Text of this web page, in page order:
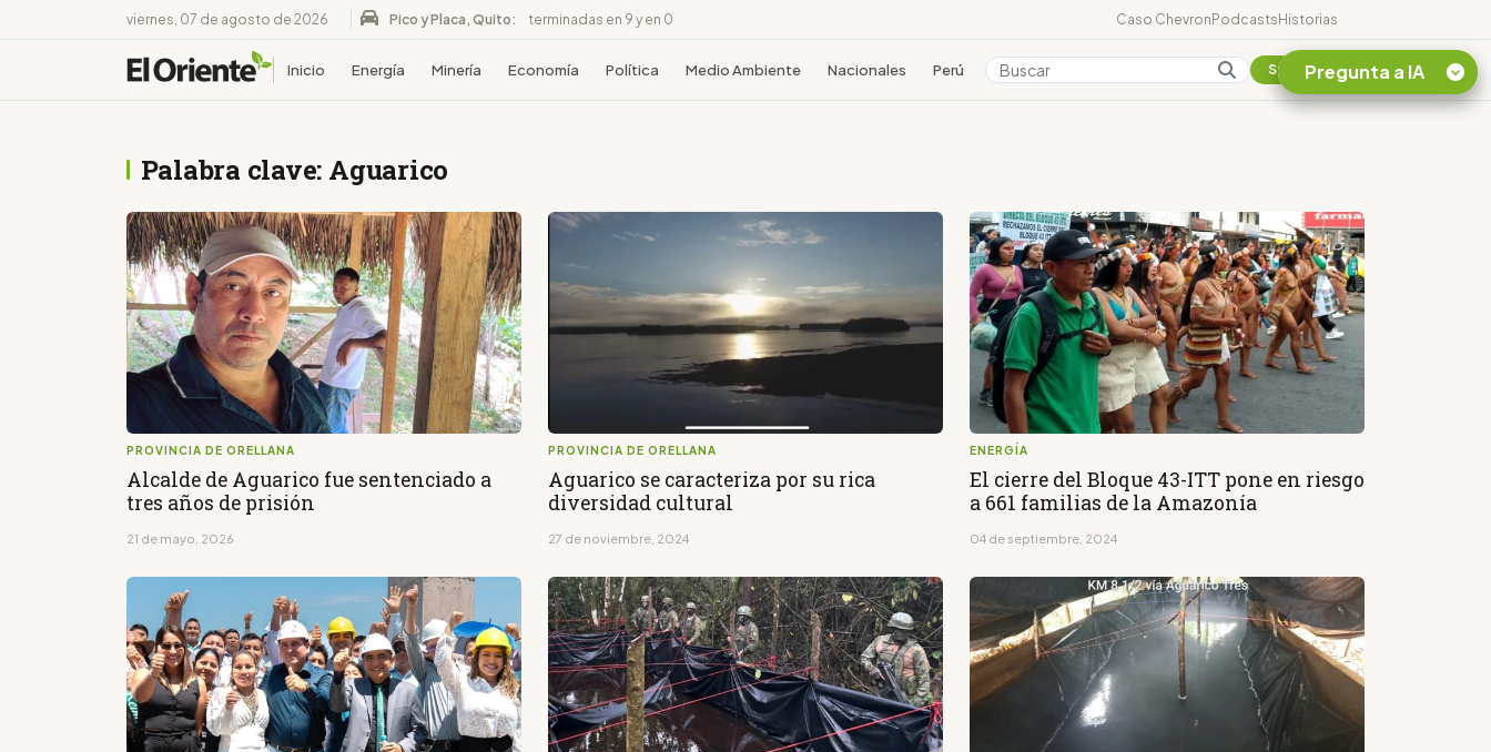
viernes, 07 de agosto de 2026 Pico y Placa, Quito: terminadas en 9 y en 0 Caso ChevronPodcastsHistorias
Inicio Energía Minería Economía Política Medio Ambiente Nacionales Perú Colombia Suscribirse
Palabra clave: Aguarico
PROVINCIA DE ORELLANA
Alcalde de Aguarico fue sentenciado a
tres años de prisión
21 de mayo, 2026
PROVINCIA DE ORELLANA
Aguarico se caracteriza por su rica
diversidad cultural
27 de noviembre, 2024
ENERGÍA
El cierre del Bloque 43-ITT pone en riesgo
a 661 familias de la Amazonía
04 de septiembre, 2024
Pregunta a IA
Listar destinos
turísticos de la
Amazonia Ecuatoriana
¿En que consiste la
tasa minera que rige en